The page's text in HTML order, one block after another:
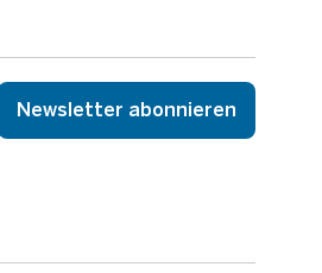
Newsletter abonnieren